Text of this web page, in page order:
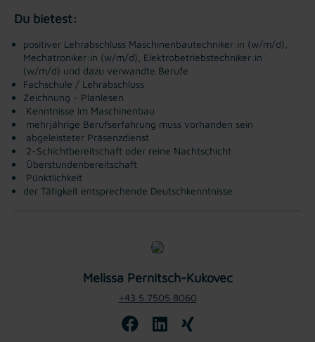
Du bietest:
positiver Lehrabschluss Maschinenbautechniker:in (w/m/d),
Mechatroniker:in (w/m/d), Elektrobetriebstechniker:in
(w/m/d) und dazu verwandte Berufe
Fachschule / Lehrabschluss
Zeichnung - Planlesen
Kenntnisse im Maschinenbau
mehrjährige Berufserfahrung muss vorhanden sein
abgeleisteter Präsenzdienst
2-Schichtbereitschaft oder reine Nachtschicht
Überstundenbereitschaft
Pünktlichkeit
der Tätigkeit entsprechende Deutschkenntnisse
Melissa Pernitsch-Kukovec
+43 5 7505 8060